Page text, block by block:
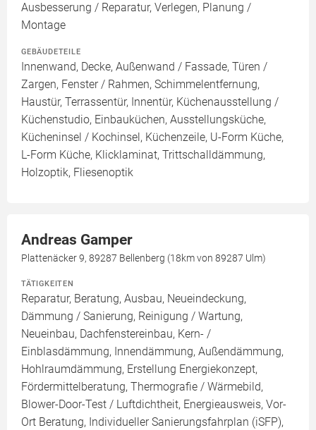
Ausbesserung / Reparatur, Verlegen, Planung /
Montage
GEBÄUDETEILE
Innenwand, Decke, Außenwand / Fassade, Türen /
Zargen, Fenster / Rahmen, Schimmelentfernung,
Haustür, Terrassentür, Innentür, Küchenausstellung /
Küchenstudio, Einbauküchen, Ausstellungsküche,
Kücheninsel / Kochinsel, Küchenzeile, U-Form Küche,
L-Form Küche, Klicklaminat, Trittschalldämmung,
Holzoptik, Fliesenoptik
Andreas Gamper
Plattenäcker 9, 89287 Bellenberg (18km von 89287 Ulm)
TÄTIGKEITEN
Reparatur, Beratung, Ausbau, Neueindeckung,
Dämmung / Sanierung, Reinigung / Wartung,
Neueinbau, Dachfenstereinbau, Kern- /
Einblasdämmung, Innendämmung, Außendämmung,
Hohlraumdämmung, Erstellung Energiekonzept,
Fördermittelberatung, Thermografie / Wärmebild,
Blower-Door-Test / Luftdichtheit, Energieausweis, Vor-
Ort Beratung, Individueller Sanierungsfahrplan (iSFP),